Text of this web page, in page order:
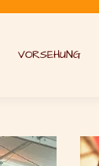
VORSEHUNG